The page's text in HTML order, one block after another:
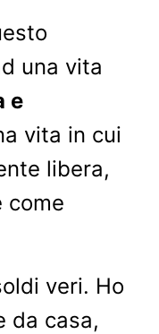
una vita
e
vita in cui
libera,
come
veri. Ho
da casa,